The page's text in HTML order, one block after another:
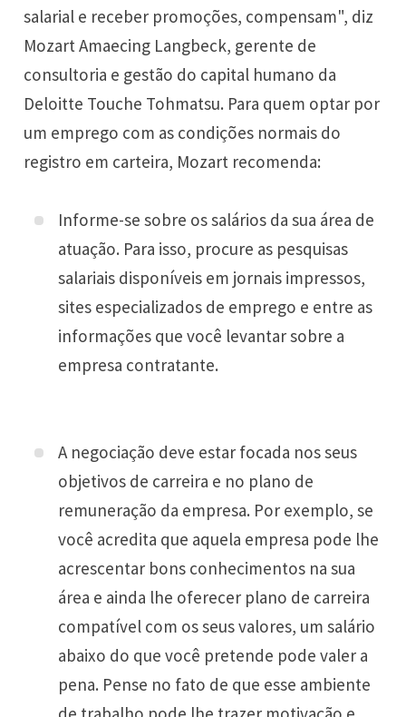
salarial e receber promoções, compensam", diz
Mozart Amaecing Langbeck, gerente de
consultoria e gestão do capital humano da
Deloitte Touche Tohmatsu. Para quem optar por
um emprego com as condições normais do
registro em carteira, Mozart recomenda:
Informe-se sobre os salários da sua área de
atuação. Para isso, procure as pesquisas
salariais disponíveis em jornais impressos,
sites especializados de emprego e entre as
informações que você levantar sobre a
empresa contratante.
A negociação deve estar focada nos seus
objetivos de carreira e no plano de
remuneração da empresa. Por exemplo, se
você acredita que aquela empresa pode lhe
acrescentar bons conhecimentos na sua
área e ainda lhe oferecer plano de carreira
compatível com os seus valores, um salário
abaixo do que você pretende pode valer a
pena. Pense no fato de que esse ambiente